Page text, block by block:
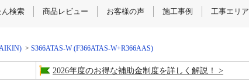
S366ATAS-W (F366ATAS-W+R366AAS)
2026年度のお得な補助金制度を詳しく解説！
ん検索 商品レビュー お客様の声 施工事例 工事エリア